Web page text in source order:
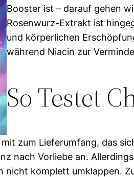
Booster ist – darauf gehen
Rosenwurz-Extrakt ist
und körperlichen
während Niacin zur
So Testet
zum Lieferumfang, das
nach Vorliebe an.
komplett umklappen.